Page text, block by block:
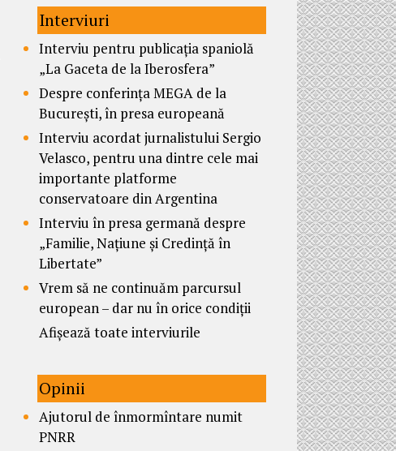
Interviuri
Interviu pentru publicația spaniolă
„La Gaceta de la Iberosfera”
Despre conferința MEGA de la
București, în presa europeană
Interviu acordat jurnalistului Sergio
Velasco, pentru una dintre cele mai
importante platforme
conservatoare din Argentina
Interviu în presa germană despre
„Familie, Națiune și Credință în
Libertate”
Vrem să ne continuăm parcursul
european – dar nu în orice condiții
Afișează toate interviurile
Opinii
Ajutorul de înmormîntare numit
PNRR